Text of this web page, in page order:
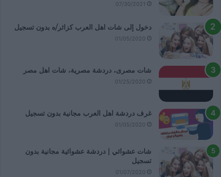
07/30/2021
دخول إلى شات اهل العرب كزائر/ه بدون تسجيل
01/05/2020
شات مصرى، دردشة مصرية، شات اهل مصر
01/25/2020
غرف دردشة اهل العرب مجانية بدون تسجيل
01/05/2020
شات عشوائي | دردشة عشوائية مجانية بدون
تسجيل
01/07/2020